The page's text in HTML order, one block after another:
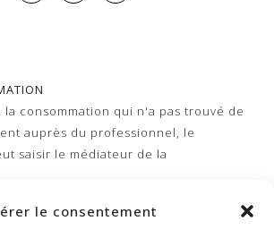
le consentement
consommation qui n'a pas trouvé de
auprès du professionnel, le
saisir le médiateur de la
consommation-smp.fr
de la Médiation Professionnelle -